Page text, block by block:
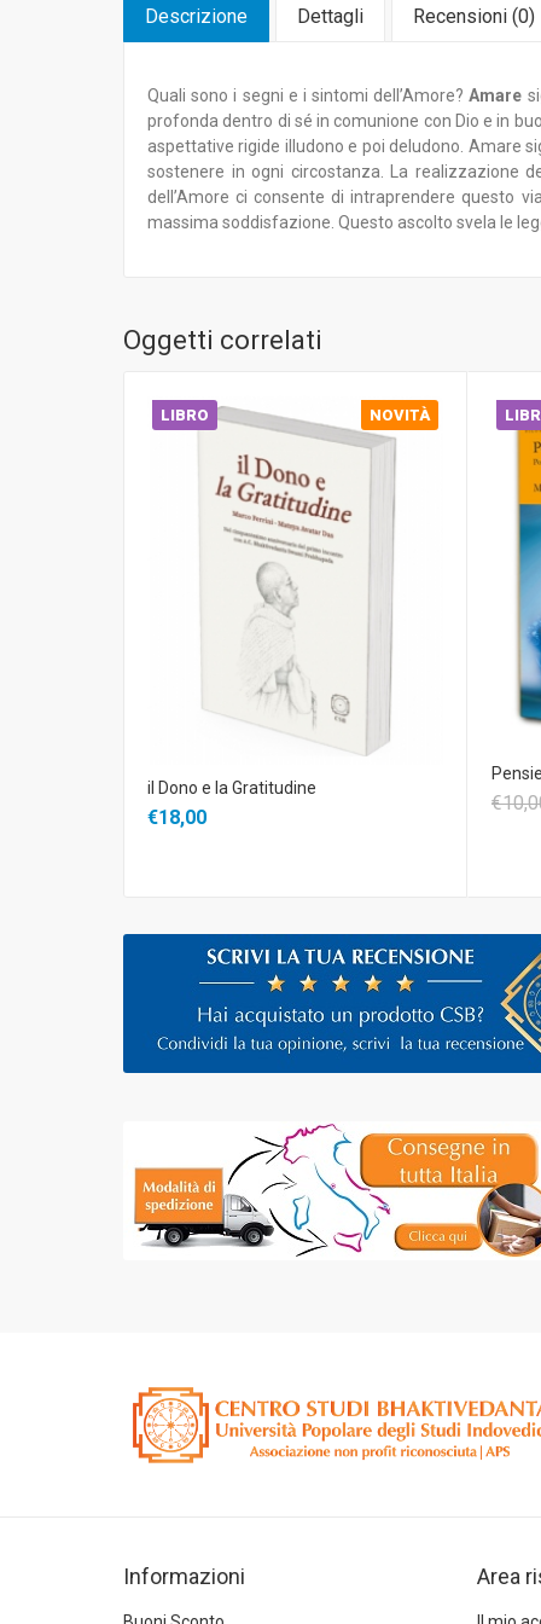
Descrizione Dettagli Recensioni (0)
Quali sono i segni e i sintomi dell’Amore?Amare
profonda dentro di sé in comunione con Dio e in
aspettative rigide illudono e poi deludono. Amare
sostenere in ogni circostanza. La realizzazione
dell’Amore ci consente di intraprendere questo
massima soddisfazione. Questo ascolto svela le
Oggetti correlati
LIBRO NOVITÀ
il Dono e la Gratitudine
€18,00
Informazioni Area